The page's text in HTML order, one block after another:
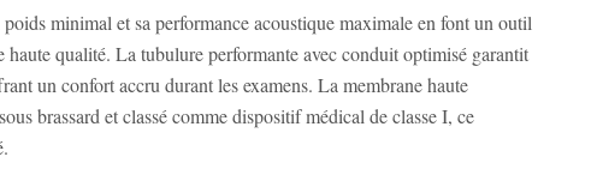
minimal et sa performance acoustique maximale en font un outil
qualité. La tubulure performante avec conduit optimisé garantit
un confort accru durant les examens. La membrane haute
brassard et classé comme dispositif médical de classe I, ce